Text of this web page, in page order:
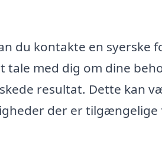
du kontakte en syerske
tale med dig om dine
resultat. Dette kan
der er tilgængelige